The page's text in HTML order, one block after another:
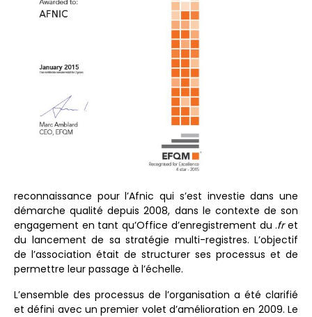
reconnaissance pour l’Afnic qui s’est investie dans une
démarche qualité depuis 2008, dans le contexte de son
engagement en tant qu’Office d’enregistrement du .fret
du lancement de sa stratégie multi-registres. L’objectif
de l’association était de structurer ses processus et de
permettre leur passage à l’échelle.
L’ensemble des processus de l’organisation a été clarifié
et défini avec un premier volet d’amélioration en 2009. Le